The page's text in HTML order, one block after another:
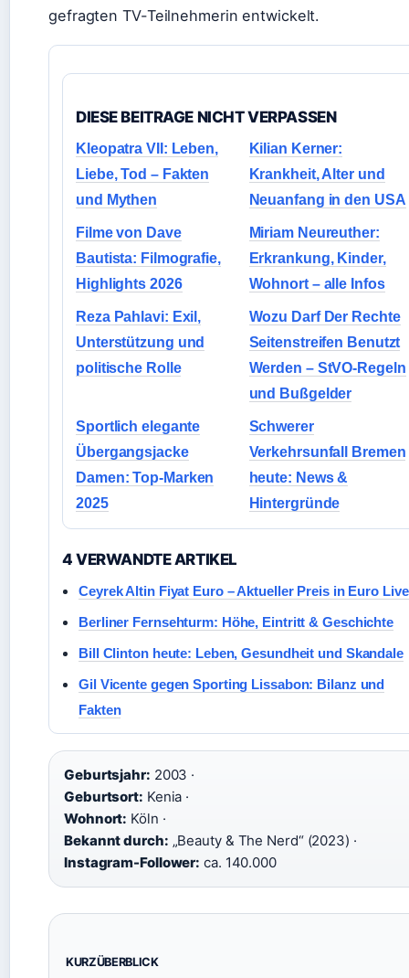
gefragten TV-Teilnehmerin entwickelt.
DIESE BEITRAGE NICHT VERPASSEN
Kleopatra VII: Leben,
Liebe, Tod – Fakten
und Mythen
Kilian Kerner:
Krankheit, Alter und
Neuanfang in den USA
Filme von Dave
Bautista: Filmografie,
Highlights 2026
Miriam Neureuther:
Erkrankung, Kinder,
Wohnort – alle Infos
Reza Pahlavi: Exil,
Unterstützung und
politische Rolle
Wozu Darf Der Rechte
Seitenstreifen Benutzt
Werden – StVO-Regeln
und Bußgelder
Sportlich elegante
Übergangsjacke
Damen: Top-Marken
2025
Schwerer
Verkehrsunfall Bremen
heute: News &
Hintergründe
4 VERWANDTE ARTIKEL
Ceyrek Altin Fiyat Euro – Aktueller Preis in Euro Live
Berliner Fernsehturm: Höhe, Eintritt & Geschichte
Bill Clinton heute: Leben, Gesundheit und Skandale
Gil Vicente gegen Sporting Lissabon: Bilanz und
Fakten
Geburtsjahr: 2003 ·
Geburtsort: Kenia ·
Wohnort: Köln ·
Bekannt durch: „Beauty & The Nerd“ (2023) ·
Instagram-Follower: ca. 140.000
KURZÜBERBLICK